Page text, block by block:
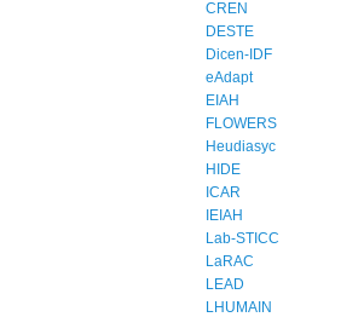
CREN
DESTE
Dicen-IDF
eAdapt
EIAH
FLOWERS
Heudiasyc
HIDE
ICAR
IEIAH
Lab-STICC
LaRAC
LEAD
LHUMAIN